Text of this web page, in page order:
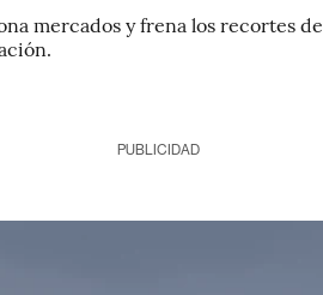
mercados y frena los recortes
PUBLICIDAD